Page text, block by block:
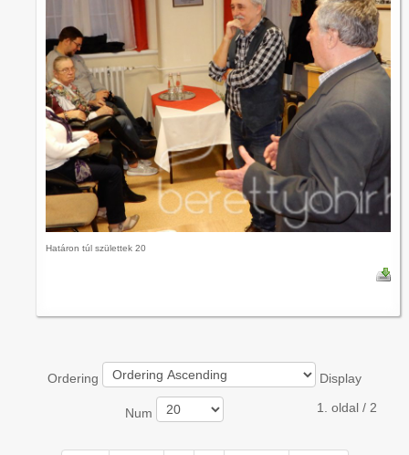
Határon túl születtek 20
Ordering Display
Num 1. oldal / 2